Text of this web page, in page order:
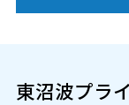
東沼波プラ